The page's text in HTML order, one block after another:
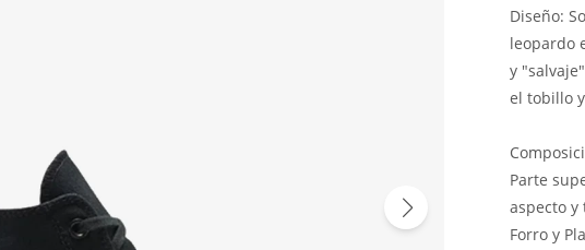
Diseño:
leopardo
y
el tobillo
Parte
aspecto y
Forro y